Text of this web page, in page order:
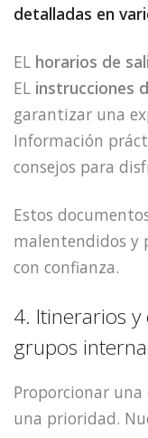
detalladas en
EL horarios de
EL instrucciones
garantizar una
Información
consejos para
Estos
malentendidos y
con confianza.
4. Itinerarios
grupos
Proporcionar una
una prioridad.